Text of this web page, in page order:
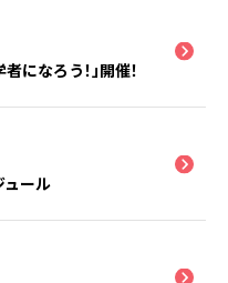
になろう！」開催！
ュール